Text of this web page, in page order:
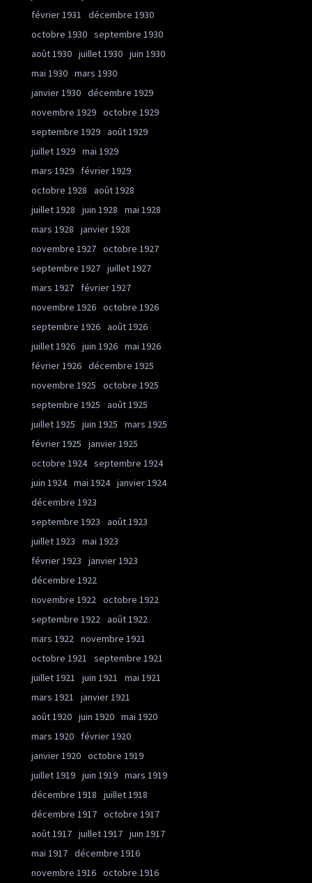
février 1931
décembre 1930
octobre 1930 septembre 1930
août 1930 juillet 1930 juin 1930
mai 1930 mars 1930
janvier 1930 décembre 1929
novembre 1929 octobre 1929
septembre 1929 août 1929
juillet 1929 mai 1929
mars 1929
février 1929
octobre 1928
août 1928
juillet 1928
juin 1928
mai 1928
mars 1928
janvier 1928
novembre 1927 octobre 1927
septembre 1927 juillet 1927
mars 1927
février 1927
novembre 1926 octobre 1926
septembre 1926 août 1926
juillet 1926 juin 1926 mai 1926
février 1926 décembre 1925
novembre 1925
octobre 1925
septembre 1925
août 1925
juillet 1925
juin 1925
mars 1925
février 1925
janvier 1925
octobre 1924 septembre 1924
juin 1924 mai 1924 janvier 1924
décembre 1923
septembre 1923
août 1923
juillet 1923
mai 1923
février 1923
janvier 1923
décembre 1922
novembre 1922 octobre 1922
septembre 1922 août 1922
mars 1922 novembre 1921
octobre 1921
septembre 1921
juillet 1921
juin 1921
mai 1921
mars 1921
janvier 1921
août 1920 juin 1920 mai 1920
mars 1920
février 1920
janvier 1920 octobre 1919
juillet 1919 juin 1919 mars 1919
décembre 1918
juillet 1918
décembre 1917 octobre 1917
août 1917 juillet 1917 juin 1917
mai 1917 décembre 1916
novembre 1916 octobre 1916